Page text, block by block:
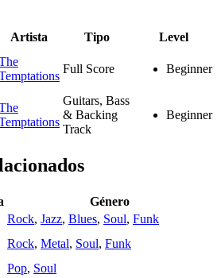
Artista Tipo
Level
Full Score Beginner
Guitars, Bass
& Backing
Track
Beginner
Género
Rock, Jazz, Blues, Soul, Funk
Rock, Metal, Soul, Funk
Pop, Soul